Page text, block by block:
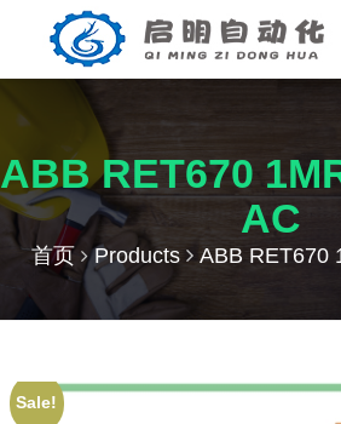
ABB RET670
AC
首页 Products ABB RET670
Sale!